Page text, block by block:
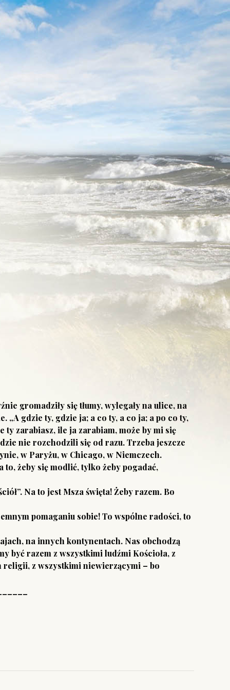
gromadziły się tłumy, wylegały na ulice, na
„A gdzie ty, gdzie ja; a co ty, a co ja; a po co ty,
ty zarabiasz, ile ja zarabiam, może by mi się
nie rozchodzili się od razu. Trzeba jeszcze
w Paryżu, w Chicago, w Niemczech.
żeby się modlić, tylko żeby pogadać,
Na to jest Msza święta! Żeby razem. Bo
pomaganiu sobie! To wspólne radości, to
na innych kontynentach. Nas obchodzą
być razem z wszystkimi ludźmi Kościoła, z
religii, z wszystkimi niewierzącymi – bo